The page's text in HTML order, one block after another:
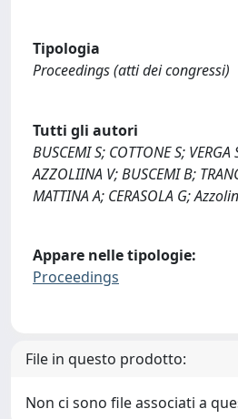
Tipologia
Proceedings (atti dei congressi)
Tutti gli autori
BUSCEMI S; COTTONE S; VERGA
AZZOLIINA V; BUSCEMI B;
MATTINA A; CERASOLA G;
Appare nelle tipologie:
Proceedings
File in questo prodotto:
Non ci sono file associati a